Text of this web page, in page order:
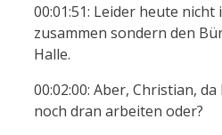
00:01:51: Leider heute
zusammen sondern den
Halle.
00:02:00: Aber, Christian,
noch dran arbeiten oder?